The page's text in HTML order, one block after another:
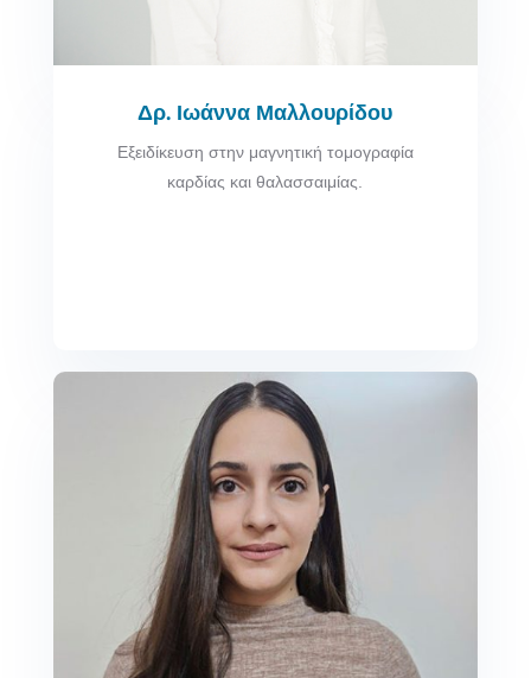
Δρ. Ιωάννα Μαλλουρίδου
Εξειδίκευση στην μαγνητική τομογραφία
καρδίας και θαλασσαιμίας.